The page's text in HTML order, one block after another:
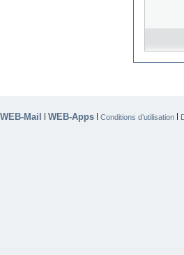
WEB-Mail | WEB-Apps | Conditions d’utilisation |